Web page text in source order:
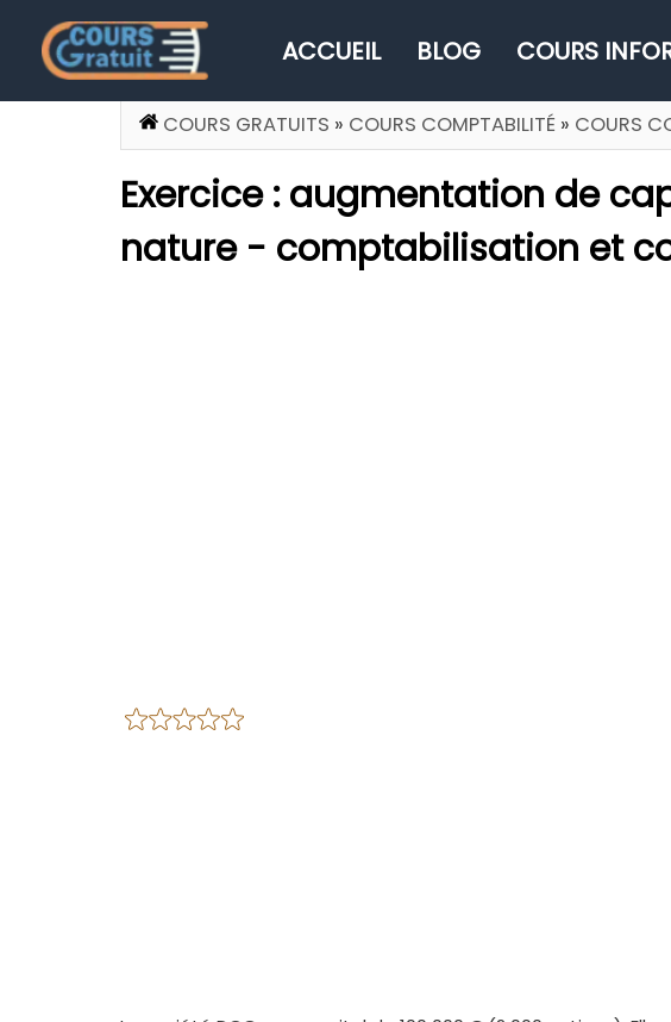
ACCUEIL BLOG COURS
COURS GRATUITS » COURS COMPTABILITÉ » COURS
Exercice : augmentation de
nature - comptabilisation et